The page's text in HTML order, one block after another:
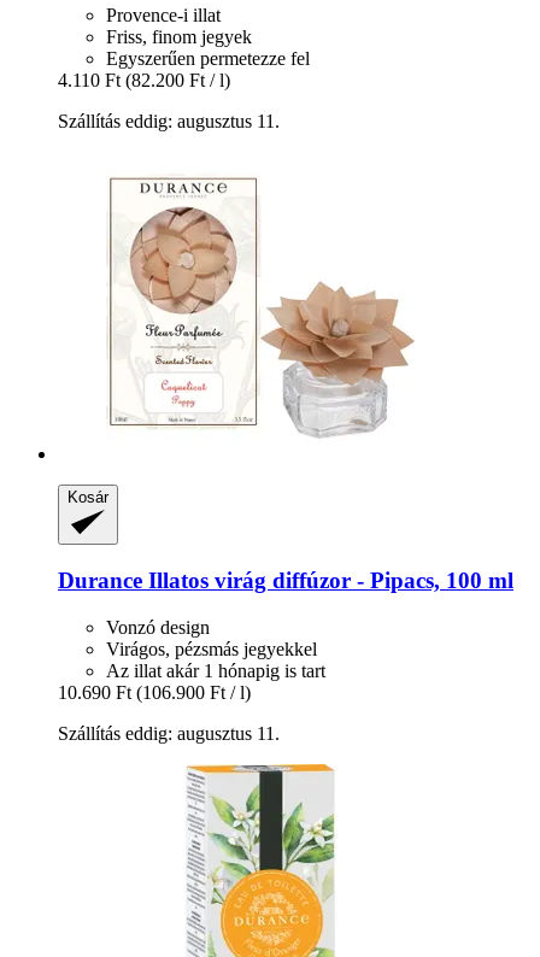
Provence-i illat
Friss, finom jegyek
Egyszerűen permetezze fel
4.110 Ft (82.200 Ft / l)
Szállítás eddig: augusztus 11.
Kosár
Durance Illatos virág diffúzor -​ Pipacs, 100 ml
Vonzó design
Virágos, pézsmás jegyekkel
Az illat akár 1 hónapig is tart
10.690 Ft (106.900 Ft / l)
Szállítás eddig: augusztus 11.